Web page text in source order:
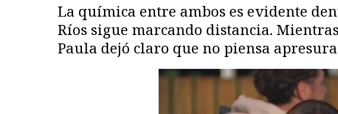
La química entre ambos es evidente
Ríos sigue marcando distancia.
Paula dejó claro que no piensa